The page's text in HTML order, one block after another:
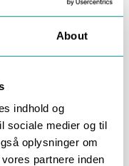
About
indhold og
sociale medier og til
oplysninger om
partnere inden
når I alligevel
eller entre, hvis
ud igen, er det
og rejser. Du
efter ferie.